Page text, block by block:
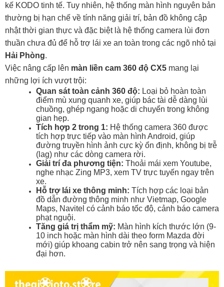
kế KODO tinh tế. Tuy nhiên, hệ thống màn hình nguyên bản
thường bị hạn chế về tính năng giải trí, bản đồ không cập
nhật thời gian thực và đặc biệt là hệ thống camera lùi đơn
thuần chưa đủ để hỗ trợ lái xe an toàn trong các ngõ nhỏ tại
Hải Phòng.
Việc nâng cấp lên màn liền cam 360 độ CX5 mang lại
những lợi ích vượt trội:
Quan sát toàn cảnh 360 độ: Loại bỏ hoàn toàn
điểm mù xung quanh xe, giúp bác tài dễ dàng lùi
chuồng, ghép ngang hoặc di chuyển trong không
gian hẹp.
Tích hợp 2 trong 1: Hệ thống camera 360 được
tích hợp trực tiếp vào màn hình Android, giúp
đường truyền hình ảnh cực kỳ ổn định, không bị trễ
(lag) như các dòng camera rời.
Giải trí đa phương tiện: Thoải mái xem Youtube,
nghe nhạc Zing MP3, xem TV trực tuyến ngay trên
xe.
Hỗ trợ lái xe thông minh: Tích hợp các loại bản
đồ dẫn đường thông minh như Vietmap, Google
Maps, Navitel có cảnh báo tốc độ, cảnh báo camera
phạt nguội.
Tăng giá trị thẩm mỹ: Màn hình kích thước lớn (9-
10 inch hoặc màn hình dài theo form Mazda đời
mới) giúp khoang cabin trở nên sang trọng và hiện
đại hơn.